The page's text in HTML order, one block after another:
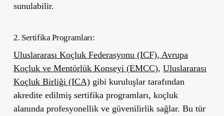
sunulabilir.
2. Sertifika Programları:
Uluslararası Koçluk Federasyonu (ICF), Avrupa
Koçluk ve Mentörlük Konseyi (EMCC), Uluslararası
Koçluk Birliği (ICA)gibi kuruluşlar tarafından
akredite edilmiş sertifika programları, koçluk
alanında profesyonellik ve güvenilirlik sağlar. Bu tür